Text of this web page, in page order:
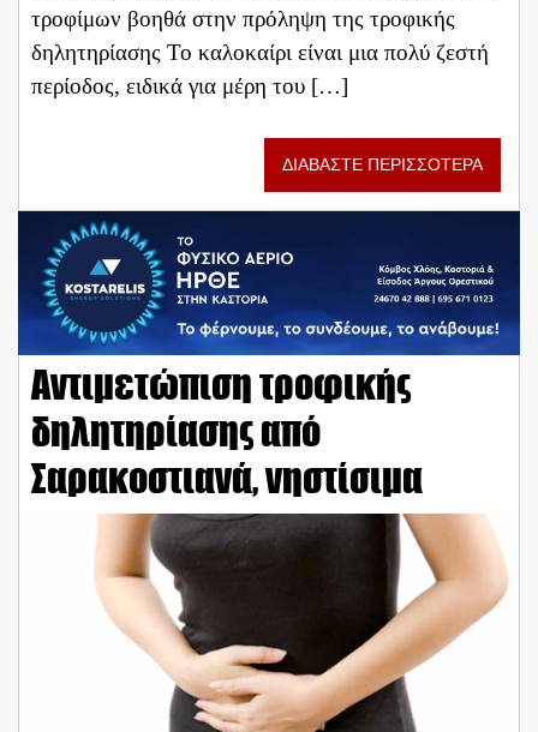
τροφίμων βοηθά στην πρόληψη της τροφικής
δηλητηρίασης To καλοκαίρι είναι μια πολύ ζεστή
περίοδος, ειδικά για μέρη του […]
ΔΙΑΒΑΣΤΕ ΠΕΡΙΣΣΟΤΕΡΑ
Αντιμετώπιση τροφικής
δηλητηρίασης από
Σαρακοστιανά, νηστίσιμα